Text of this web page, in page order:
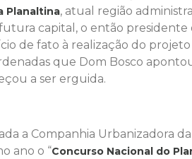
Planaltina, atual região
capital, o então presidente
de fato à realização do
que Dom Bosco
a ser erguida.
a Companhia Urbanizadora
ano o “Concurso Nacional do